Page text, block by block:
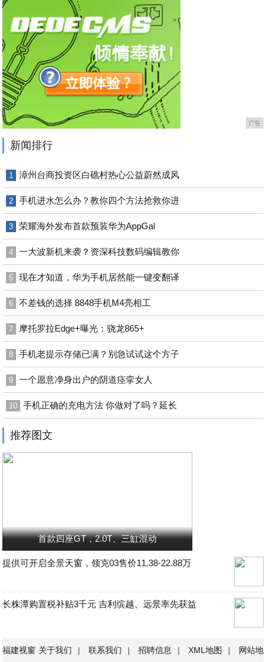
广告
新闻排行
1 漳州台商投资区白礁村热心公益蔚然成风
2 手机进水怎么办？教你四个方法抢救你进
3 荣耀海外发布首款预装华为AppGal
4 一大波新机来袭？资深科技数码编辑教你
5 现在才知道，华为手机居然能一键变翻译
6 不差钱的选择 8848手机M4亮相工
7 摩托罗拉Edge+曝光：骁龙865+
8 手机老提示存储已满？别急试试这个方子
9 一个愿意净身出户的阴道痉挛女人
10 手机正确的充电方法 你做对了吗？延长
推荐图文
首款四座GT，2.0T、三缸混动
提供可开启全景天窗，领克03售价11.38-22.88万
长株潭购置税补贴3千元 吉利缤越、远景率先获益
福建视窗 关于我们 | 联系我们 | 招聘信息 | XML地图 | 网站地